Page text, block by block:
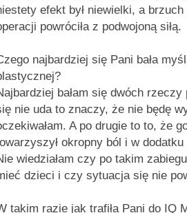
efekt był niewielki, a
powróciła z podwojoną siłą.
najbardziej się Pani bała
bałam się dwóch
nie uda to znaczy, że nie będę
A po drugie to to, że
okropny ból i w dodatku
wiedziałam czy po takim
dzieci i czy sytuacja się nie
takim razie jak trafiła Pani do IQ